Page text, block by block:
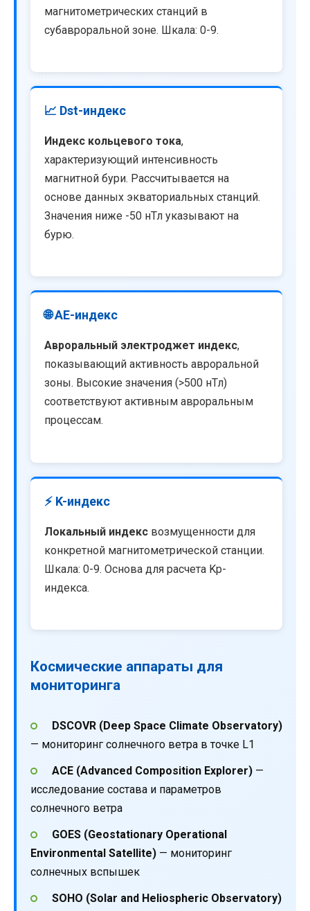
магнитометрических станций в
субавроральной зоне. Шкала: 0-9.
📈 Dst-индекс
Индекс кольцевого тока,
характеризующий интенсивность
магнитной бури. Рассчитывается на
основе данных экваториальных станций.
Значения ниже -50 нТл указывают на
бурю.
🌐 AE-индекс
Авроральный электроджет индекс,
показывающий активность авроральной
зоны. Высокие значения (>500 нТл)
соответствуют активным авроральным
процессам.
⚡ K-индекс
Локальный индекс возмущенности для
конкретной магнитометрической станции.
Шкала: 0-9. Основа для расчета Kp-
индекса.
Космические аппараты для
мониторинга
DSCOVR (Deep Space Climate Observatory)
— мониторинг солнечного ветра в точке L1
ACE (Advanced Composition Explorer)—
исследование состава и параметров
солнечного ветра
GOES (Geostationary Operational
Environmental Satellite) — мониторинг
солнечных вспышек
SOHO (Solar and Heliospheric Observatory)